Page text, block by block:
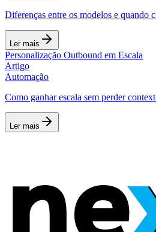
Diferenças entre os modelos e quando
Ler mais
Personalização Outbound em Escala
Artigo
Automação
Como ganhar escala sem perder
Ler mais